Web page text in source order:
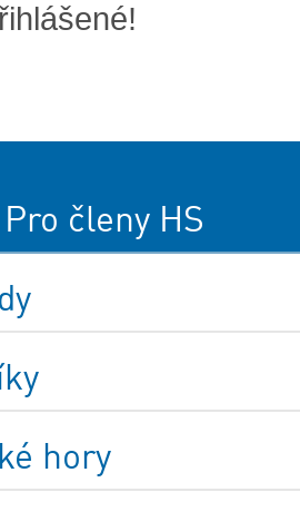
členy HS
hory